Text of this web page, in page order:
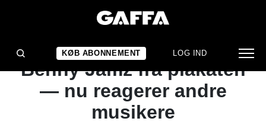
KØB ABONNEMENT LOG IND
NYHED
Flere festivaler fjerner
Benny Jamz fra plakaten
— nu reagerer andre
musikere